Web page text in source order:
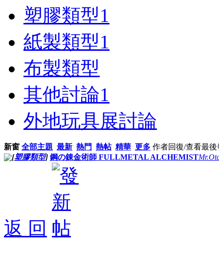
塑膠類型1
紙製類型1
布製類型
其他討論1
外地玩具展討論
新窗 全部主題 最新 熱門 熱帖 精華 更多 作者回復/查看最後
[塑膠類型] 鋼の錬金術師 FULLMETAL ALCHEMIST
返 回